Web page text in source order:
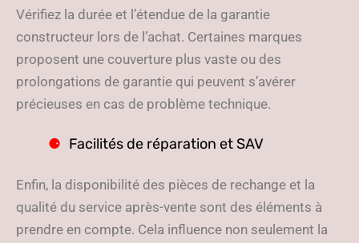
Vérifiez la durée et l’étendue de la garantie
constructeur lors de l’achat. Certaines marques
proposent une couverture plus vaste ou des
prolongations de garantie qui peuvent s’avérer
précieuses en cas de problème technique.
Facilités de réparation et SAV
Enfin, la disponibilité des pièces de rechange et la
qualité du service après-vente sont des éléments à
prendre en compte. Cela influence non seulement la